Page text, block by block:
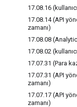
17.08.16
17.08.14 (API
zamanı)
17.08.08
17.08.02
17.07.31 (Para
17.07.31 (API
zamanı)
17.07.17 (API
zamanı)